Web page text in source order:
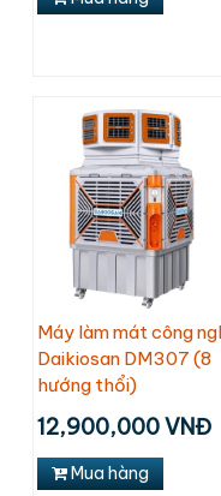
Máy làm mát công
Daikiosan DM307 (8
hướng thổi)
12,900,000 VNĐ
Mua hàng